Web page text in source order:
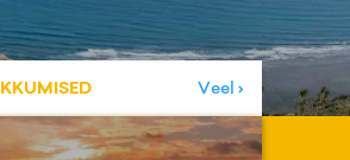
Veel ›